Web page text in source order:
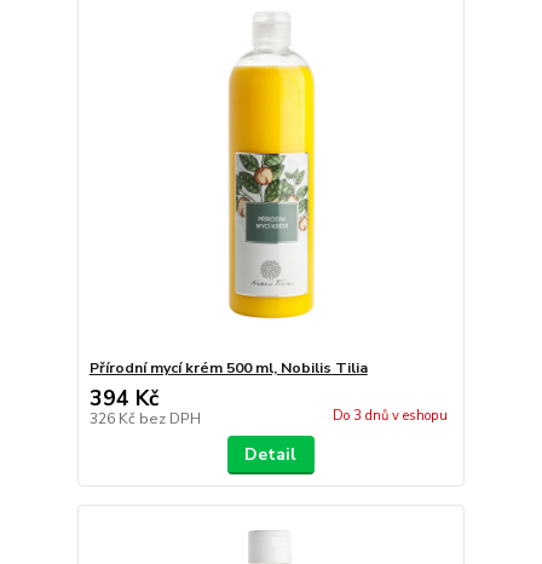
Přírodní mycí krém 500 ml, Nobilis Tilia
394 Kč
326 Kč bez DPH Do 3 dnů v eshopu
Detail